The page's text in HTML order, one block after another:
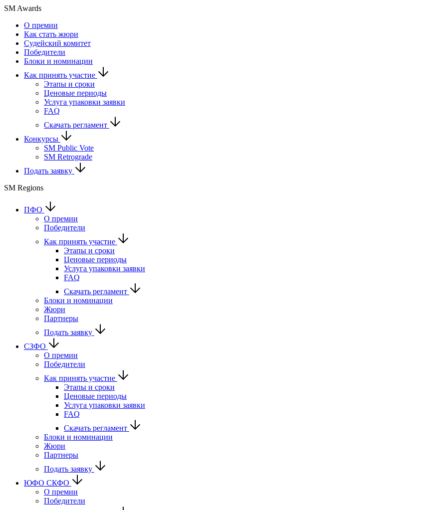
SM Awards
О премии
Как стать жюри
Судейский комитет
Победители
Блоки и номинации
Как принять участие
Этапы и сроки
Ценовые периоды
Услуга упаковки заявки
FAQ
Скачать регламент
Конкурсы
SM Public Vote
SM Retrograde
Подать заявку
SM Regions
ПФО
О премии
Победители
Как принять участие
Этапы и сроки
Ценовые периоды
Услуга упаковки заявки
FAQ
Скачать регламент
Блоки и номинации
Жюри
Партнеры
Подать заявку
СЗФО
О премии
Победители
Как принять участие
Этапы и сроки
Ценовые периоды
Услуга упаковки заявки
FAQ
Скачать регламент
Блоки и номинации
Жюри
Партнеры
Подать заявку
ЮФО СКФО
О премии
Победители